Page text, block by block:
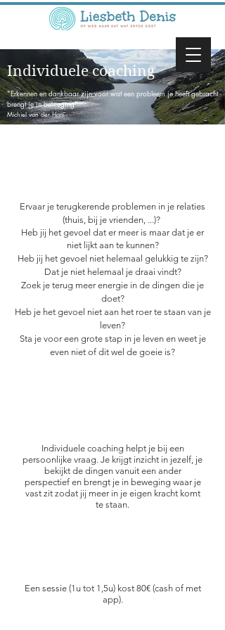
Individuele coaching
"Erkennen en dankbaar zijn voor wat een probleem je heeft gebracht
brengt je in beweging"
Michiel van der Ham
Ervaar je terugkerende problemen in je relaties
(thuis, bij je vrienden, ...)?
Heb jij het gevoel dat er meer is maar dat je er
niet lijkt aan te kunnen?
Heb jij het gevoel niet helemaal gelukkig te zijn?
Dat je niet helemaal je draai vindt?
Zoek je terug meer energie in de dingen die je
doet?
Heb je het gevoel niet aan het roer te staan van je
leven?
Sta je voor een grote stap in je leven en weet je
even niet of dit wel de goeie is?
Individuele coaching helpt je bij een
persoonlijke vraag. Je krijgt inzicht in jezelf, je
bekijkt de dingen vanuit een ander
perspectief en brengt je in beweging waar je
vast zit zodat jij meer in je eigen kracht komt
te staan.
Een sessie (1u tot 1,5u) kost 80€ (cash of met
app).